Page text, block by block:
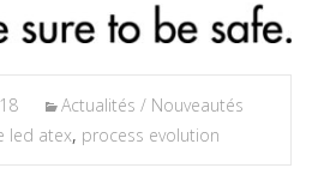
Actualités / Nouveautés
led atex, process evolution